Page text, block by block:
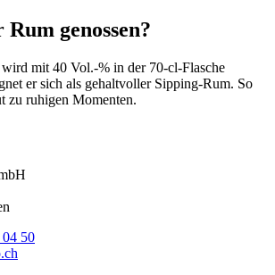
genossen?
mit 40 Vol.-% in der 70-cl-Flasche
er sich als gehaltvoller Sipping-Rum. So
zu ruhigen Momenten.
50